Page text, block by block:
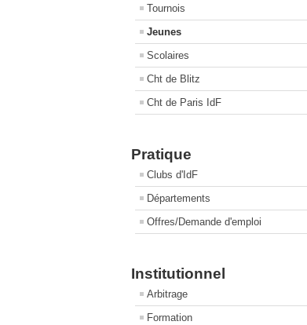
Tournois
Jeunes
Scolaires
Cht de Blitz
Cht de Paris IdF
Pratique
Clubs d'IdF
Départements
Offres/Demande d'emploi
Institutionnel
Arbitrage
Formation